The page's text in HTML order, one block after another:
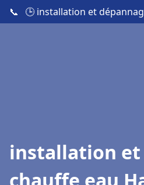
📞 🕒 installation et
installation et